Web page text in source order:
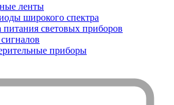
ленты
широкого спектра
питания световых приборов
приборы